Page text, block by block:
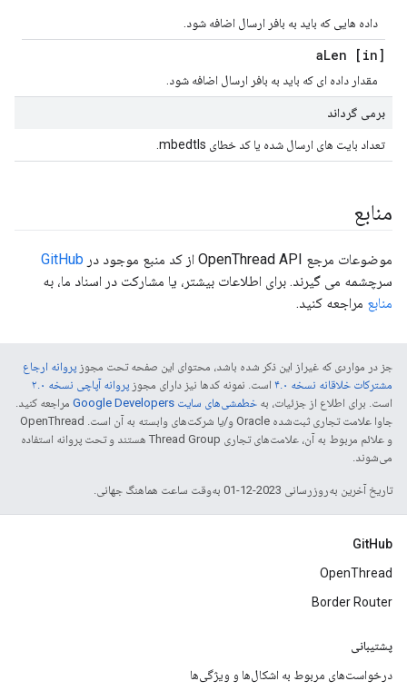
داده هایی که باید به بافر ارسال اضافه شود.
[in] a
Len
مقدار داده ای که باید به بافر ارسال اضافه شود.
برمی گرداند
تعداد بایت های ارسال شده یا کد خطای mbedtls.
منابع
موضوعات مرجع OpenThread API از کد منبع موجود در
GitHub
سرچشمه می گیرند. برای اطلاعات بیشتر، یا مشارکت در اسناد ما، به
منابع مراجعه کنید.
جز در مواردی که غیراز این ذکر شده باشد، محتوای این صفحه تحت مجوز پروانه ارجاع
مشترکات خلاقانه نسخه ۴.۰
است. نمونه کدها نیز دارای مجوز پروانه آپاچی نسخه ۲.۰
است. برای اطلاع از جزئیات، به خطمشی‌های سایت Google Developers‏
مراجعه کنید.
جاوا علامت تجاری ثبت‌شده Oracle و/یا شرکت‌های وابسته به آن است. ‫OpenThread
و علائم مربوط به آن، علامت‌های تجاری Thread Group هستند و تحت پروانه استفاده
می‌شوند.
تاریخ آخرین به‌روزرسانی 2023-12-01 به‌وقت ساعت هماهنگ جهانی.
GitHub
OpenThread
Border Router
پشتیبانی
درخواست‌های مربوط به اشکال‌ها و ویژگی‌ها